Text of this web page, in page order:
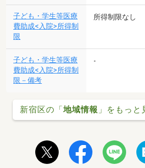
子ども・学生等医療
費助成<入院>所得制
限
所得制限なし
子ども・学生等医療
費助成<入院>所得制
限－備考
-
新宿区の「地域情報 」をもっと